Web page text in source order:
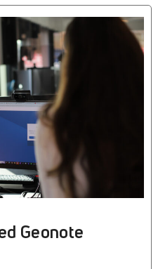
Geonote